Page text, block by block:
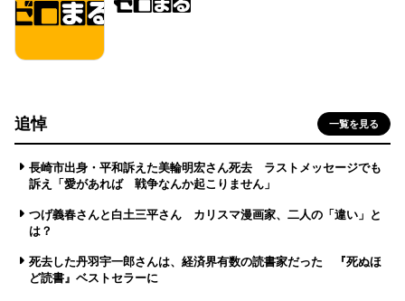
追悼 一覧を見る
長崎市出身・平和訴えた美輪明宏さん死去 ラストメッセージでも
訴え「愛があれば 戦争なんか起こりません」
つげ義春さんと白土三平さん カリスマ漫画家、二人の「違い」と
は？
死去した丹羽宇一郎さんは、経済界有数の読書家だった 『死ぬほ
ど読書』ベストセラーに